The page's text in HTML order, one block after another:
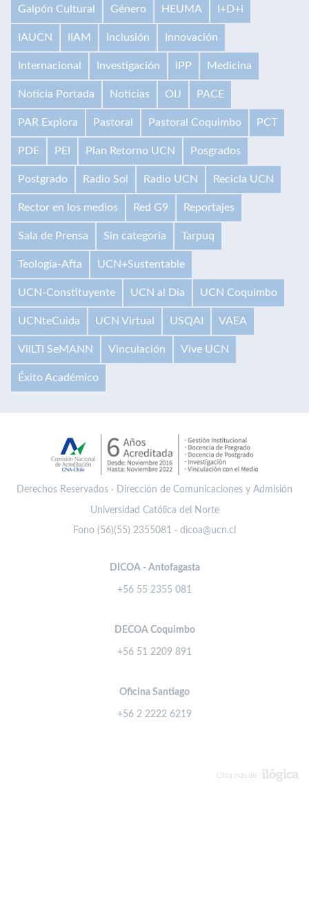
Galpón Cultural Género HEUMA I+D+i
IAUCN IIAM Inclusión Innovación
Internacional Investigación IPP Medicina
Noticia Portada Noticias OIJ PACE
PAR Explora Pastoral Pastoral Coquimbo PCT
PDE PEI Plan Retorno UCN Posgrados
Postgrado Radio Sol Radio UCN Recicla UCN
Rector en los medios Red G9 Reportajes
Sala de Prensa Sin categoría Tarpuq
Teología-Afta UCN+Sustentable
UCN-Constituyente UCN al Día UCN Coquimbo
UCNteCuida UCN Virtual USQAI VAEA
VilLTI SeMANN Vinculación Vive UCN
Éxito Académico
Derechos Reservados · Dirección de Comunicaciones y Admisión
Universidad Católica del Norte
Fono (56)(55) 2355081 · dicoa@ucn.cl
DICOA - Antofagasta
+56 55 2355 081
DECOA Coquimbo
+56 51 2209 891
Oficina Santiago
+56 2 2222 6219